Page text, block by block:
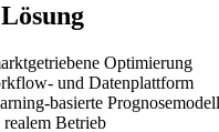
Optimierung
und Datenplattform
basierte
Betrieb